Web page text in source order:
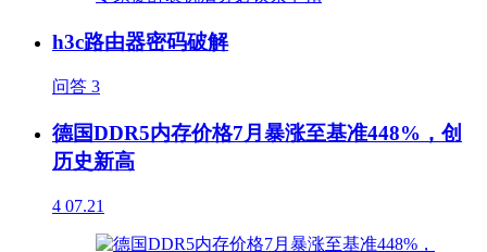
h3c路由器密码破解
问答 3
德国DDR5内存价格7月暴涨至基准448%，创
历史新高
4 07.21